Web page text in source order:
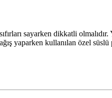
sayarken dikkatli
yaparken kullanılan özel süslü